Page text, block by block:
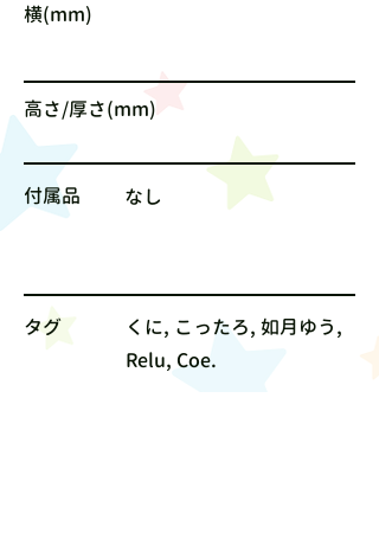
横(mm)
高さ/厚さ(mm)
付属品 なし
タグ
くに, こったろ, 如月ゆう,
Relu, Coe.